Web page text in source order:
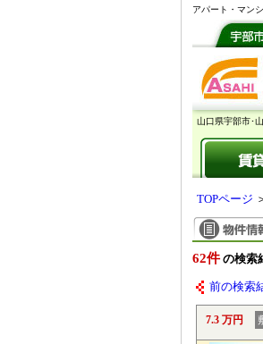
アパート・マン
山口県宇部市･
TOPページ
62件 の検索
前の検索
7.3 万円